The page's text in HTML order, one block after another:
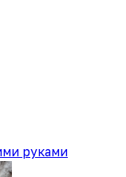
руками